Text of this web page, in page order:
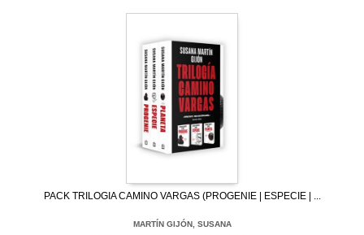
PACK TRILOGIA CAMINO VARGAS (PROGENIE | ESPECIE | ...
MARTÍN GIJÓN, SUSANA